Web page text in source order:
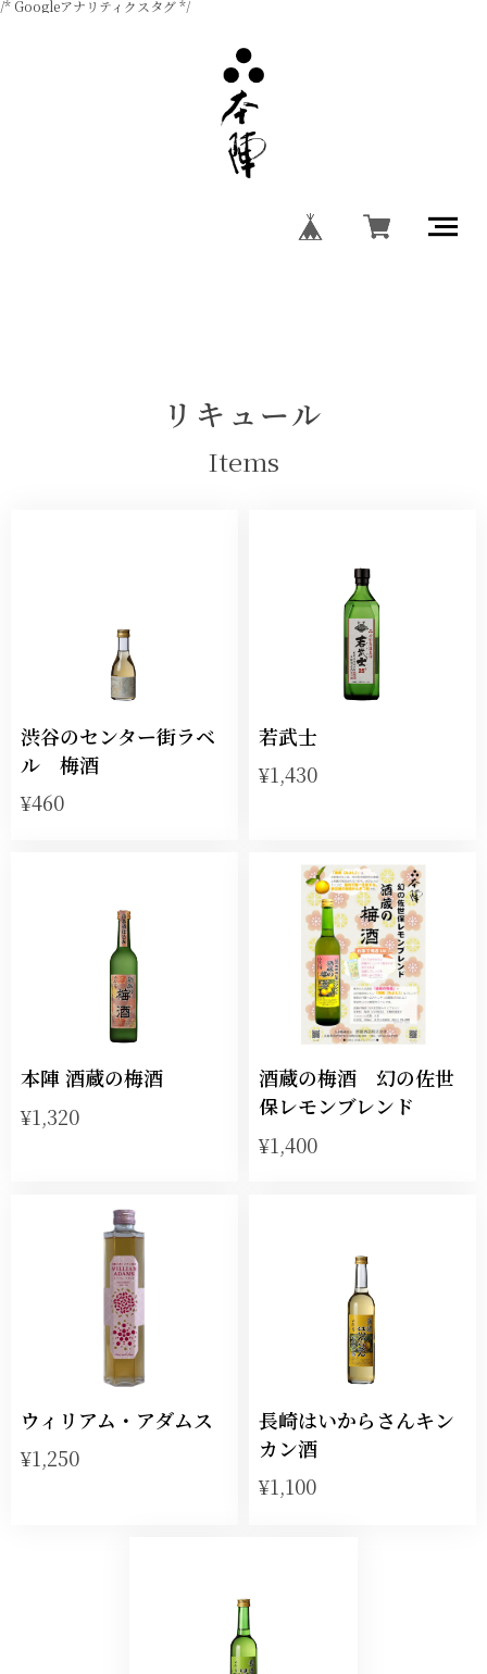
/* Googleアナリティクスタグ */
リキュール
Items
渋谷のセンター街ラベ
ル 梅酒
¥460
若武士
¥1,430
本陣 酒蔵の梅酒
¥1,320
酒蔵の梅酒 幻の佐世
保レモンブレンド
¥1,400
ウィリアム・アダムス
¥1,250
長崎はいからさんキン
カン酒
¥1,100